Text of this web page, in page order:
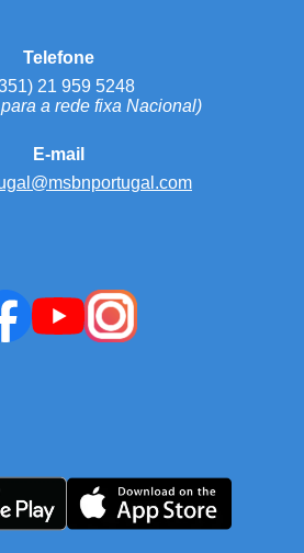
Telefone
21 959 5248
a rede fixa Nacional)
E-mail